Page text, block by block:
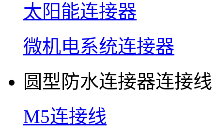
太阳能连接器
微机电系统连接器
圆型防水连接器连接线
M5连接线